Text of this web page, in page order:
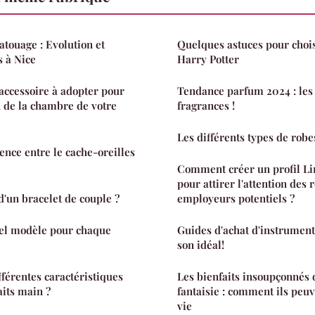
: Evolution et
à Nice
à adopter pour
la chambre de votre
entre le cache-oreilles
bracelet de couple ?
modèle pour chaque
caractéristiques
main ?
Quelques astuces pour
Harry Potter
Tendance parfum 2024 :
fragrances !
Les différents types de
Comment créer un profil
pour attirer l'attention des
employeurs potentiels ?
Guides d'achat
son idéal!
Les bienfaits insoupçonnés
fantaisie : comment ils
vie